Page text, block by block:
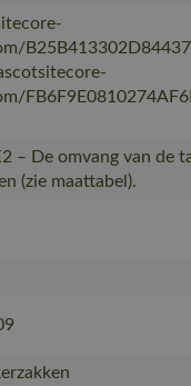
– De omvang van de
(zie maattabel).